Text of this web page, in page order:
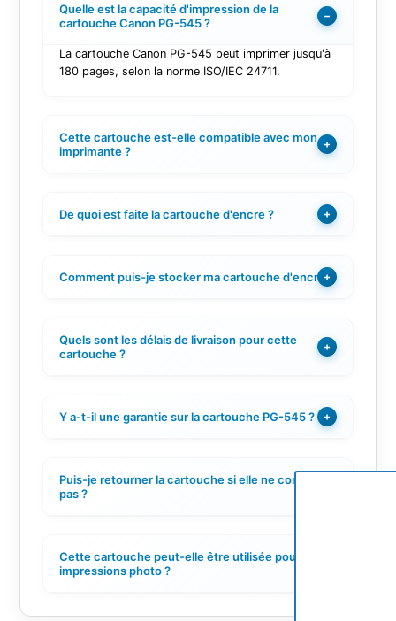
Quelle est la capacité d'impression de la
cartouche Canon PG-545 ?
−
La cartouche Canon PG-545 peut imprimer jusqu'à
180 pages, selon la norme ISO/IEC 24711.
Cette cartouche est-elle compatible avec mon
imprimante ?
+
De quoi est faite la cartouche d'encre ? +
Comment puis-je stocker ma cartouche d'encre ?
+
Quels sont les délais de livraison pour cette
cartouche ?
+
Y a-t-il une garantie sur la cartouche PG-545 ? +
Puis-je retourner la cartouche si elle ne convient
pas ?
Cette cartouche peut-elle être utilisée pour des
impressions photo ?